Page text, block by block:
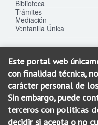
Biblioteca
Trámites
Mediación
Ventanilla Única
Contacto
C/. La Gloria, 25 bis
30003 - Murcia
SEDE: 968 900 100
SOJ: 968 900 200
Este portal web
con finalidad técnica,
carácter personal de
Sin embargo, puede
terceros con políticas
decidir si acepta o no